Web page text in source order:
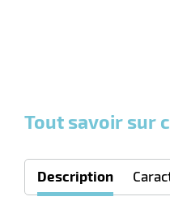
Tout savoir sur
Description